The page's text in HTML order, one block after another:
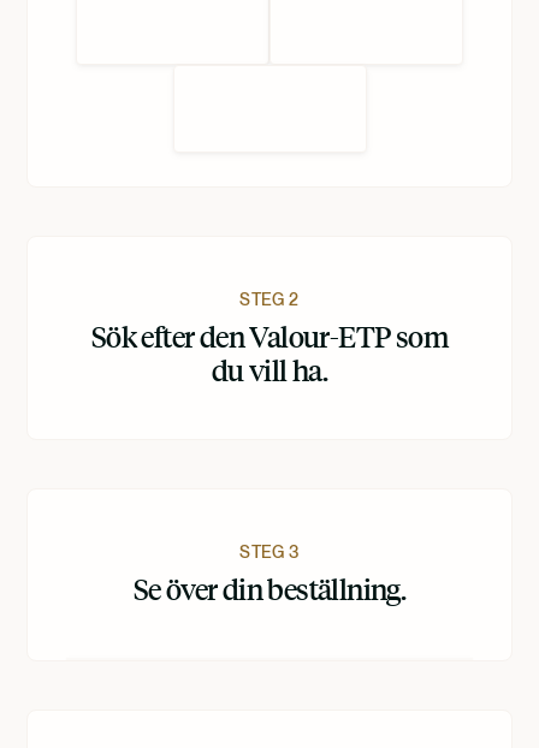
STEG 2
Sök efter den Valour-ETP som
du vill ha.
STEG 3
Se över din beställning.